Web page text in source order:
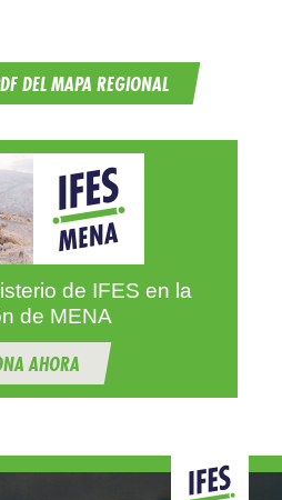
DEL MAPA REGIONAL
de IFES en la
de MENA
AHORA